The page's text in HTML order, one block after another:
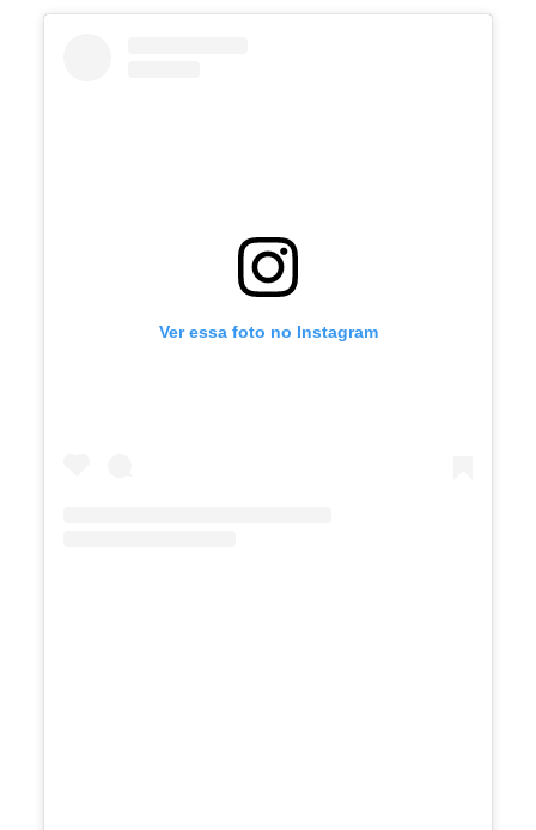
Ver essa foto no Instagram